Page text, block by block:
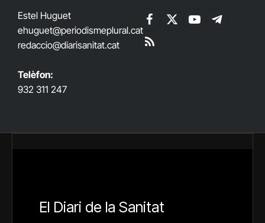
Estel Huguet
ehuguet@periodismeplural.cat
redaccio@diarisanitat.cat
Telèfon:
932 311 247
Facebook
X
YouTubeTelegram
RSS